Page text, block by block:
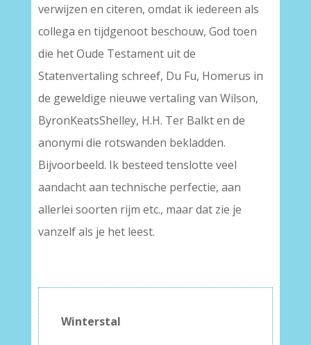
verwijzen en citeren, omdat ik iedereen als
collega en tijdgenoot beschouw, God toen
die het Oude Testament uit de
Statenvertaling schreef, Du Fu, Homerus in
de geweldige nieuwe vertaling van Wilson,
ByronKeatsShelley, H.H. Ter Balkt en de
anonymi die rotswanden bekladden.
Bijvoorbeeld. Ik besteed tenslotte veel
aandacht aan technische perfectie, aan
allerlei soorten rijm etc., maar dat zie je
vanzelf als je het leest.
Winterstal